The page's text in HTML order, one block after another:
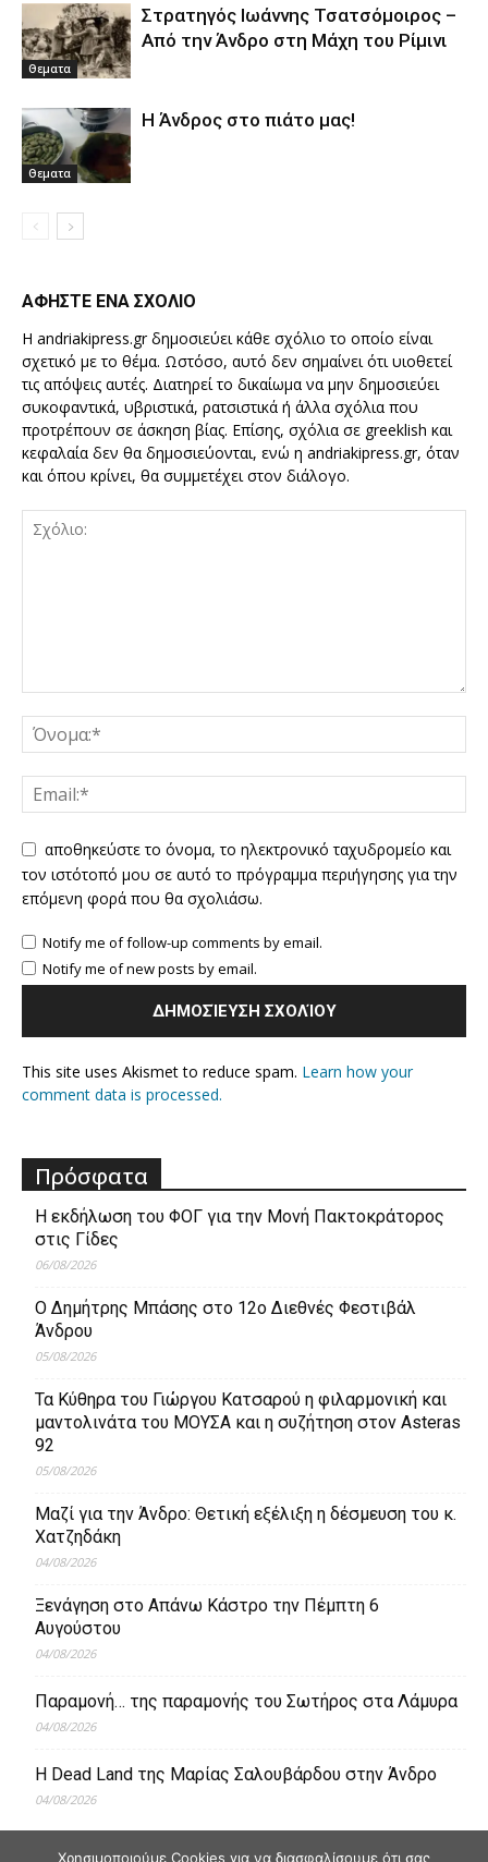
Θεματα
Στρατηγός Ιωάννης Τσατσόμοιρος –
Από την Άνδρο στη Μάχη του Ρίμινι
Θεματα
Η Άνδρος στο πιάτο μας!
ΑΦΗΣΤΕ ΕΝΑ ΣΧΟΛΙΟ
Η andriakipress.gr δημοσιεύει κάθε σχόλιο το οποίο είναι
σχετικό με το θέμα. Ωστόσο, αυτό δεν σημαίνει ότι υιοθετεί
τις απόψεις αυτές. Διατηρεί το δικαίωμα να μην δημοσιεύει
συκοφαντικά, υβριστικά, ρατσιστικά ή άλλα σχόλια που
προτρέπουν σε άσκηση βίας. Επίσης, σχόλια σε greeklish και
κεφαλαία δεν θα δημοσιεύονται, ενώ η andriakipress.gr, όταν
και όπου κρίνει, θα συμμετέχει στον διάλογο.
αποθηκεύστε το όνομα, το ηλεκτρονικό ταχυδρομείο και
τον ιστότοπό μου σε αυτό το πρόγραμμα περιήγησης για την
επόμενη φορά που θα σχολιάσω.
Notify me of follow-up comments by email.
Notify me of new posts by email.
This site uses Akismet to reduce spam. Learn how your
comment data is processed.
Πρόσφατα
Η εκδήλωση του ΦΟΓ για την Μονή Πακτοκράτορος
στις Γίδες
06/08/2026
Ο Δημήτρης Μπάσης στο 12ο Διεθνές Φεστιβάλ
Άνδρου
05/08/2026
Τα Κύθηρα του Γιώργου Κατσαρού η φιλαρμονική και
μαντολινάτα του ΜΟΥΣΑ και η συζήτηση στον Asteras
92
05/08/2026
Μαζί για την Άνδρο: Θετική εξέλιξη η δέσμευση του κ.
Χατζηδάκη
04/08/2026
Ξενάγηση στο Απάνω Κάστρο την Πέμπτη 6
Αυγούστου
04/08/2026
Παραμονή… της παραμονής του Σωτήρος στα Λάμυρα
04/08/2026
Η Dead Land της Μαρίας Σαλουβάρδου στην Άνδρο
04/08/2026
Χρησιμοποιούμε Cookies για να διασφαλίσουμε ότι σας